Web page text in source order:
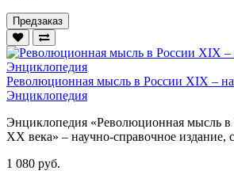
Предзаказ
Революционная мысль в России XIX –
Энциклопедия
Энциклопедия «Революционная мысль в
XX века» – научно-справочное издание,
1 080 руб.